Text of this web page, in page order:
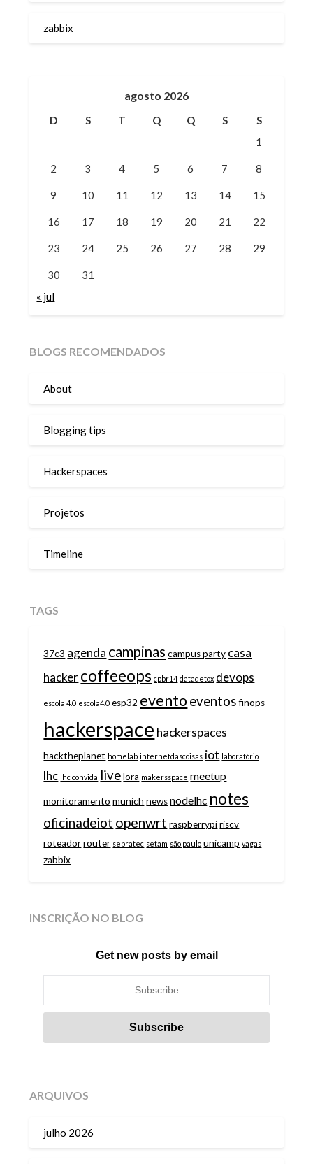
zabbix
agosto 2026
D S T Q Q S
S
1
2 3 4 5 6 7 8
9 10 11 12 13 14 15
16 17 18 19 20 21 22
23 24 25 26 27 28 29
30
31
« jul
BLOGS RECOMENDADOS
About
Blogging tips
Hackerspaces
Projetos
Timeline
TAGS
37c3 agenda campinas campus party casa
hackercoffeeops cpbr14 datadetox devops
escola 4.0 escola4.0 esp32 evento eventos finops
hackerspace hackerspaces
hacktheplanet homelab internetdascoisas iot laboratório
lhc lhc convida live lora makersspace meetup
monitoramento munich news nodelhc notes
oficinadeiot openwrt raspberrypi riscv
roteador router sebratec setam são paulo unicamp vagas
zabbix
INSCRIÇÃO NO BLOG
Get new posts by email
ARQUIVOS
julho 2026